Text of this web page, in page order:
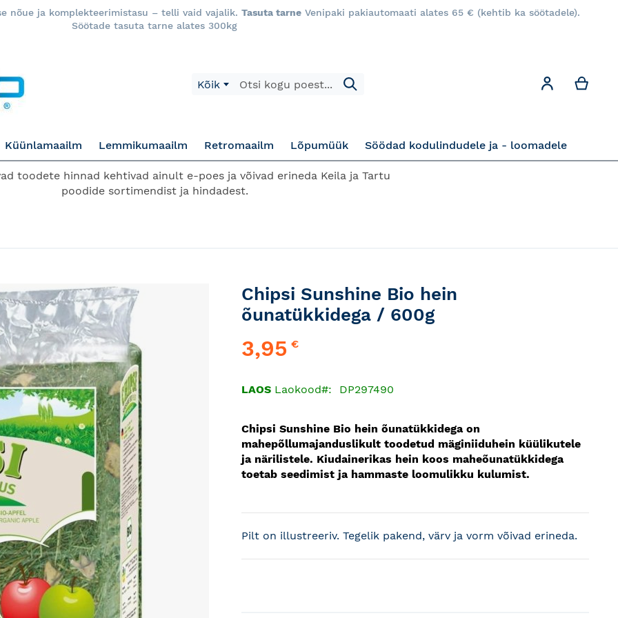
nõue ja komplekteerimistasu – telli vaid vajalik. Tasuta tarne Venipaki pakiautomaati alates 65 € (kehtib ka söötadele).
Söötade tasuta tarne alates 300kg
Kõik
Otsi
Otsi
Minu konto
Küünlamaailm Lemmikumaailm Retromaailm Lõpumüük Söödad kodulindudele ja - loomadele
toodete hinnad kehtivad ainult e-poes ja võivad erineda Keila ja Tartu
poodide sortimendist ja hindadest.
Chipsi Sunshine Bio hein
õunatükkidega / 600g
3,95€
LAOS Laokood DP297490
Chipsi Sunshine Bio hein õunatükkidega on
mahepõllumajanduslikult toodetud mäginiiduhein küülikutele
ja närilistele. Kiudainerikas hein koos maheõunatükkidega
toetab seedimist ja hammaste loomulikku kulumist.
Pilt on illustreeriv. Tegelik pakend, värv ja vorm võivad erineda.